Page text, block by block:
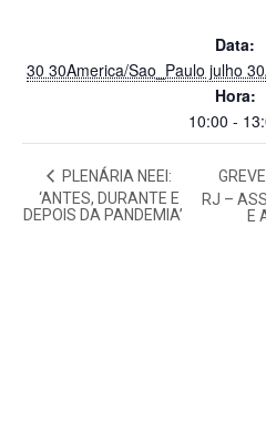
Data:
30 30America/Sao_Paulo julho
Hora:
10:00 -
PLENÁRIA NEEI:
‘ANTES, DURANTE E
DEPOIS DA PANDEMIA’
RJ –
E